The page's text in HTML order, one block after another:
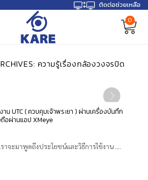
ติดต่อช่วยเหลือ
0
ความรู้เรื่องกล้องวงจรปิด
ง ของกล้องไร้สาย
12/03/2024
สินค้ากล้อ....
าน UTC ( ควบคุมเจ้าพระยา ) ผ่านเครื่องบันทึก
อผ่านแอป XMeye
จะมาพูดถึงประโยชน์และวิธีการใช้งาน ....